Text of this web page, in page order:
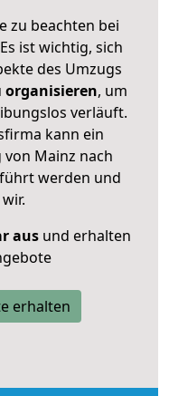
zu beachten bei
ist wichtig, sich
des Umzugs
organisieren, um
verläuft.
kann ein
Mainz nach
werden und
ausund erhalten
erhalten